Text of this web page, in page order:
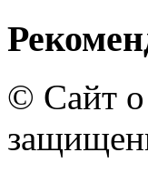
© Сайт